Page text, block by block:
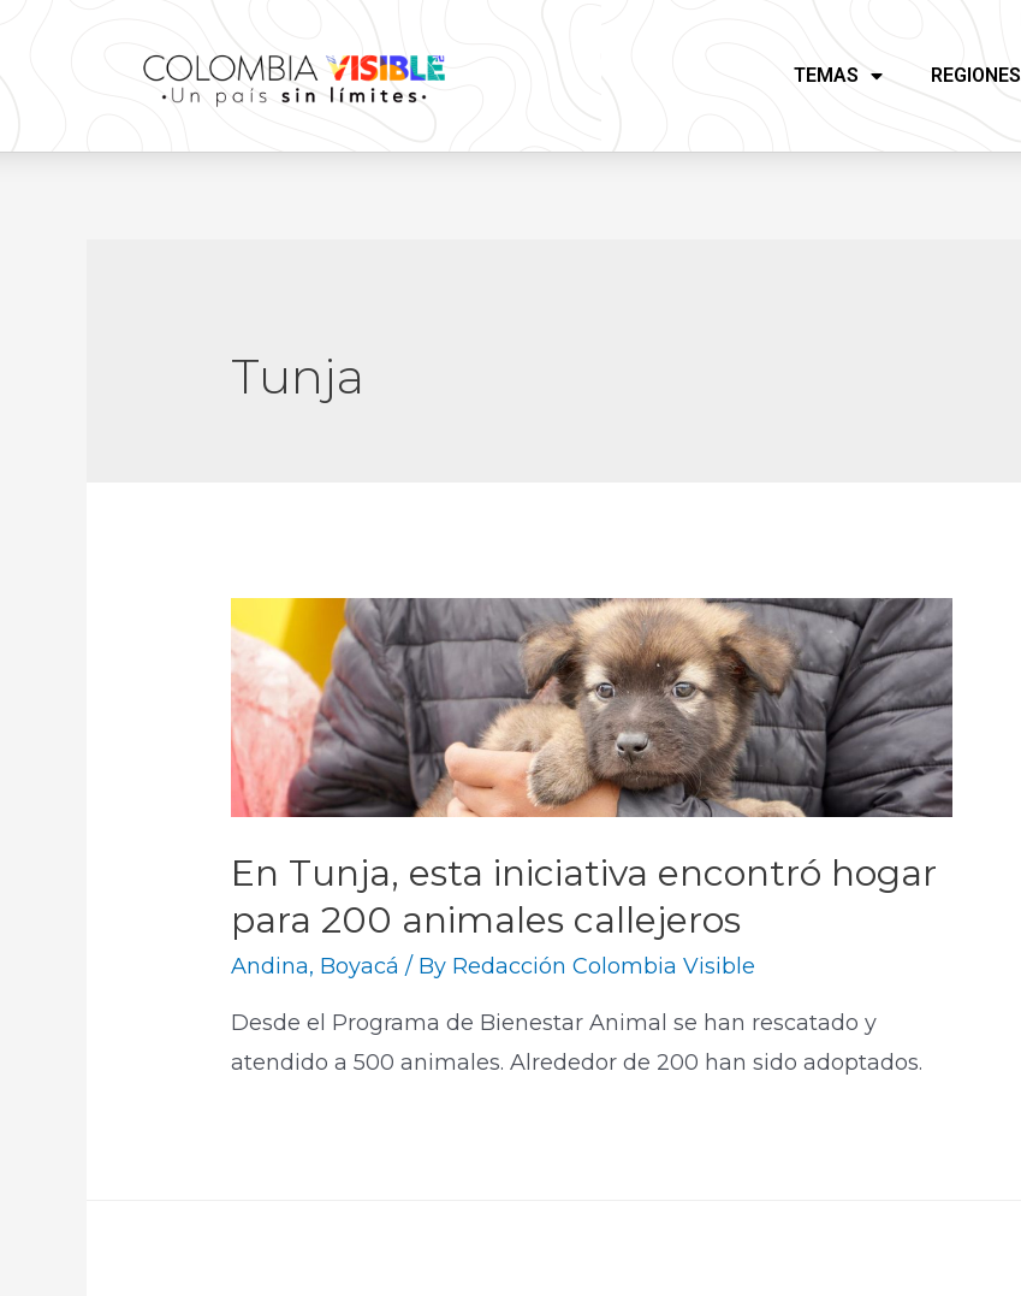
TEMAS REGIONES
Tunja
En Tunja, esta iniciativa encontró hogar
para 200 animales callejeros
Andina, Boyacá / By Redacción Colombia Visible
Desde el Programa de Bienestar Animal se han rescatado y
atendido a 500 animales. Alrededor de 200 han sido adoptados.